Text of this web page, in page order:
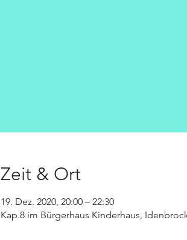
Zeit & Ort
19. Dez. 2020, 20:00 – 22:30
Kap.8 im Bürgerhaus Kinderhaus,